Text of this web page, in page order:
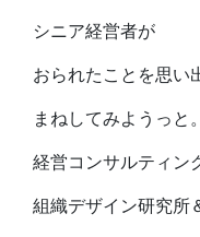
シニア経営者が
おられたことを思い
まねしてみようっと。
経営コンサルティン
組織デザイン研究所